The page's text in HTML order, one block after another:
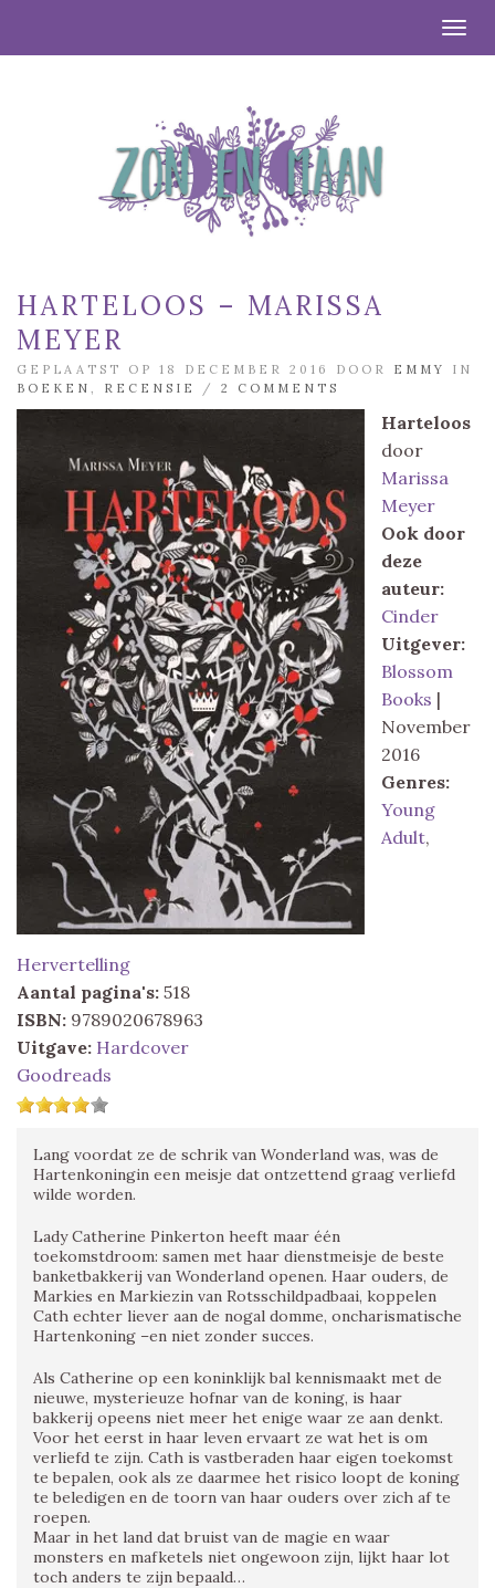
HARTELOOS – MARISSA
MEYER
GEPLAATST OP 18 DECEMBER 2016 DOOR EMMY
IN
BOEKEN
RECENSIE / 2 COMMENTS
Harteloos
door
Marissa
Meyer
Ook door
deze
auteur:
Cinder
Uitgever:
Blossom
Books |
November
2016
Genres:
Young
Adult,
Hervertelling
Aantal pagina's: 518
ISBN: 9789020678963
Uitgave: Hardcover
Goodreads
Lang voordat ze de schrik van Wonderland was, was de
Hartenkoningin een meisje dat ontzettend graag verliefd
wilde worden.
Lady Catherine Pinkerton heeft maar één
toekomstdroom: samen met haar dienstmeisje de beste
banketbakkerij van Wonderland openen. Haar ouders, de
Markies en Markiezin van Rotsschildpadbaai, koppelen
Cath echter liever aan de nogal domme, oncharismatische
Hartenkoning –en niet zonder succes.
Als Catherine op een koninklijk bal kennismaakt met de
nieuwe, mysterieuze hofnar van de koning, is haar
bakkerij opeens niet meer het enige waar ze aan denkt.
Voor het eerst in haar leven ervaart ze wat het is om
verliefd te zijn. Cath is vastberaden haar eigen toekomst
te bepalen, ook als ze daarmee het risico loopt de koning
te beledigen en de toorn van haar ouders over zich af te
roepen.
Maar in het land dat bruist van de magie en waar
monsters en mafketels niet ongewoon zijn, lijkt haar lot
toch anders te zijn bepaald…